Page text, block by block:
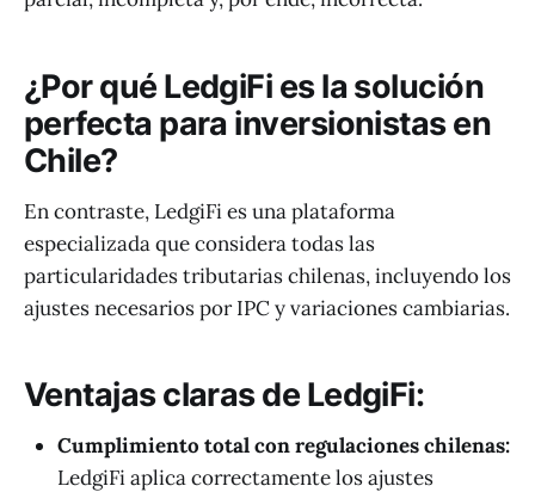
¿Por qué LedgiFi es la solución
perfecta para inversionistas en
Chile?
En contraste, LedgiFi es una plataforma
especializada que considera todas las
particularidades tributarias chilenas, incluyendo los
ajustes necesarios por IPC y variaciones cambiarias.
Ventajas claras de LedgiFi:
Cumplimiento total con regulaciones chilenas:
LedgiFi aplica correctamente los ajustes